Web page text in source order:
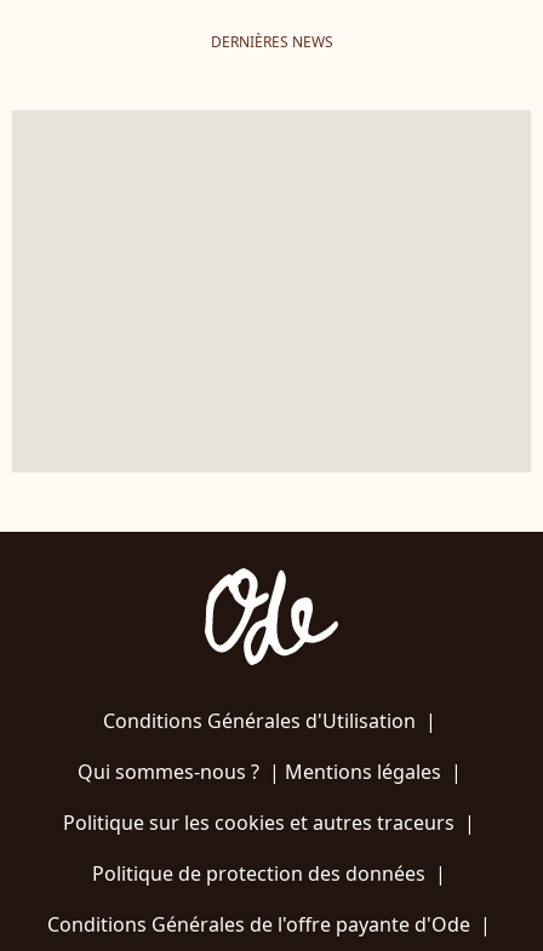
DERNIÈRES NEWS
Conditions Générales d'Utilisation |
Qui sommes-nous ?| Mentions légales |
Politique sur les cookies et autres traceurs |
Politique de protection des données |
Conditions Générales de l'offre payante d'Ode |